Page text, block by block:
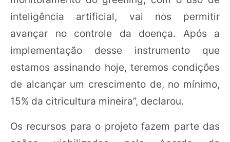
inteligência artificial, vai nos permitir
avançar no controle da doença. Após a
implementação desse instrumento que
estamos assinando hoje, teremos condições
de alcançar um crescimento de, no mínimo,
15% da citricultura mineira”, declarou.
Os recursos para o projeto fazem parte das